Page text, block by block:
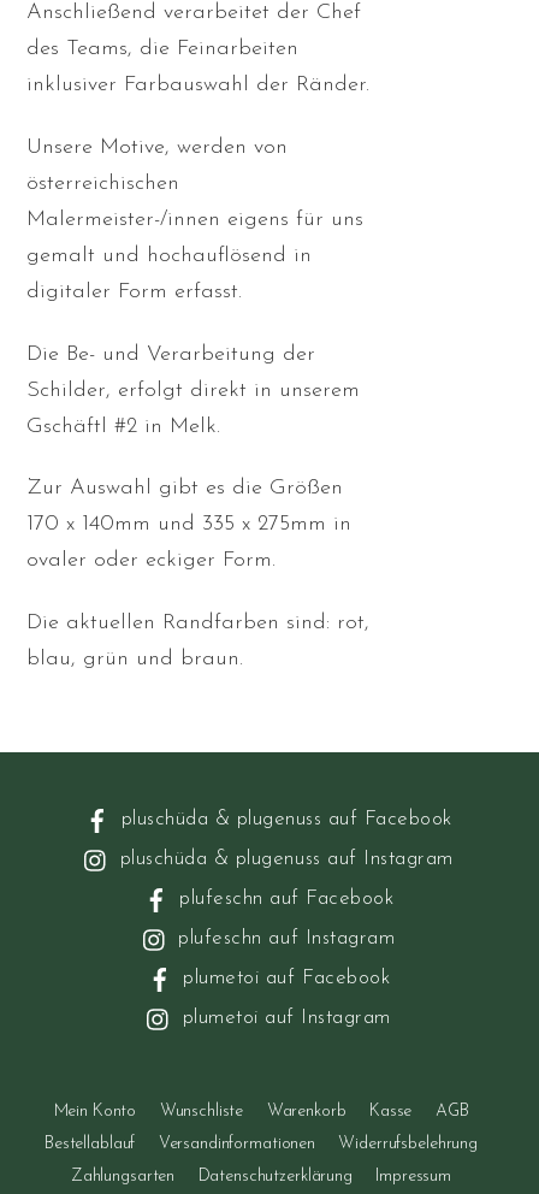
Anschließend verarbeitet der Chef
des Teams, die Feinarbeiten
inklusiver Farbauswahl der Ränder.
Unsere Motive, werden von
österreichischen
Malermeister-/innen eigens für uns
gemalt und hochauflösend in
digitaler Form erfasst.
Die Be- und Verarbeitung der
Schilder, erfolgt direkt in unserem
Gschäftl #2 in Melk.
Zur Auswahl gibt es die Größen
170 x 140mm und 335 x 275mm in
ovaler oder eckiger Form.
Die aktuellen Randfarben sind: rot,
blau, grün und braun.
pluschüda & plugenuss auf Facebook
pluschüda & plugenuss auf Instagram
plufeschn auf Facebook
plufeschn auf Instagram
plumetoi auf Facebook
plumetoi auf Instagram
Mein Konto Wunschliste Warenkorb Kasse
AGB
Bestellablauf
Versandinformationen
Widerrufsbelehrung
Zahlungsarten
Datenschutzerklärung Impressum